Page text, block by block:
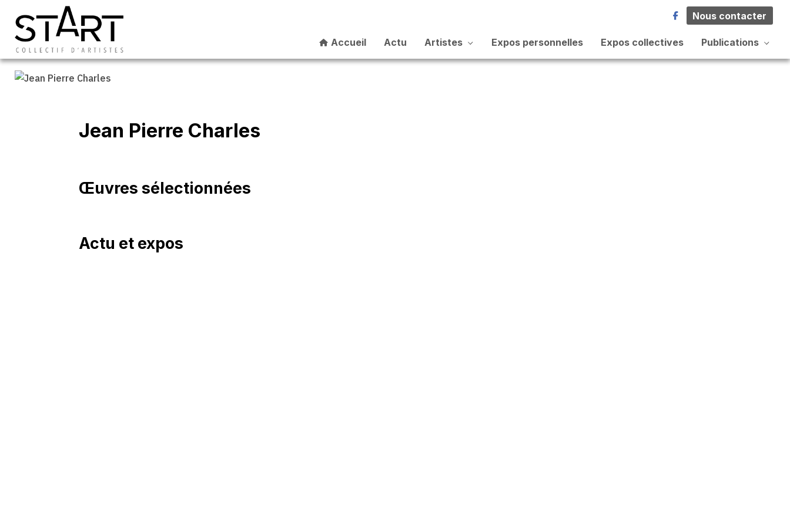
Accueil Actu Artistes Expos personnelles Expos collectives Publications
Nous contacter
Jean Pierre Charles
Œuvres sélectionnées
Actu et expos